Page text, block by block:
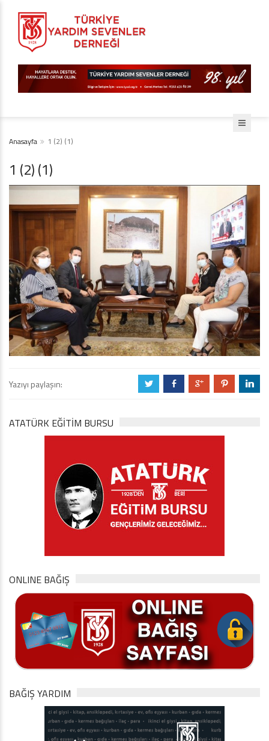
Anasayfa 1 (2) (1)
1 (2) (1)
Yazıyı paylaşın: a b c d j
ATATÜRK EĞITIM BURSU
ONLINE BAĞIŞ
BAĞIŞ YARDIM